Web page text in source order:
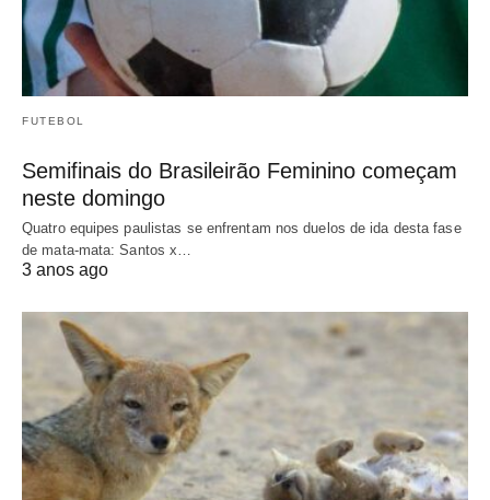
FUTEBOL
Semifinais do Brasileirão Feminino começam
neste domingo
Quatro equipes paulistas se enfrentam nos duelos de ida desta fase
de mata-mata: Santos x…
3 anos ago